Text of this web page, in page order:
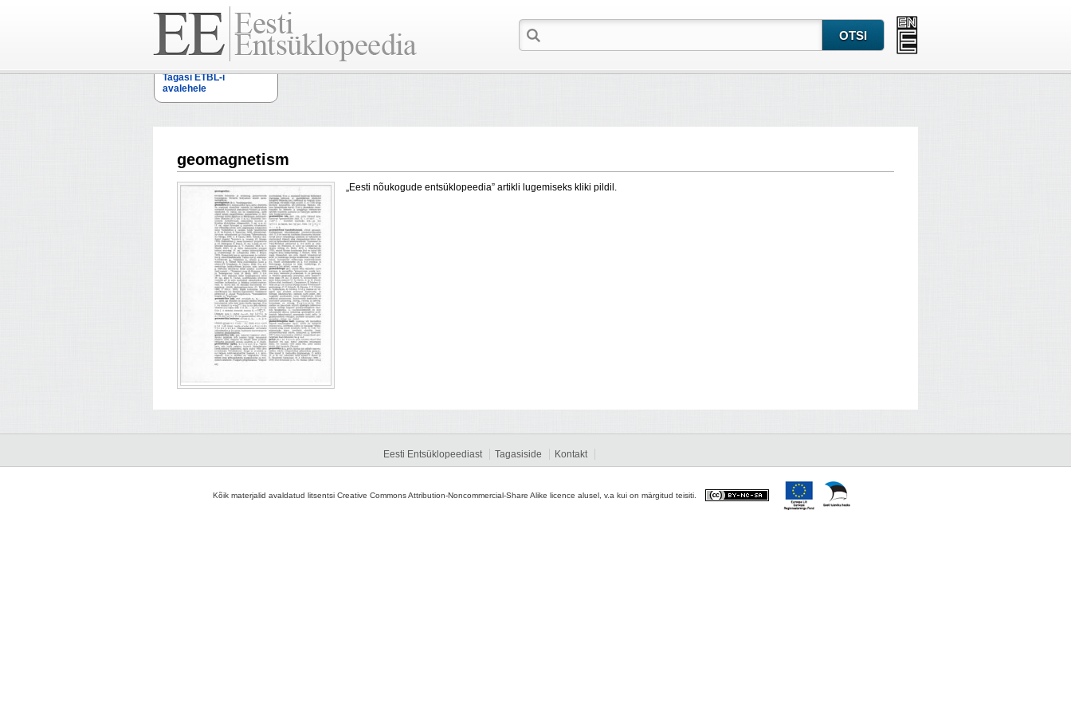
Tagasi ETBL-i
avalehele
geomagnetism
„Eesti nõukogude entsüklopeedia” artikli lugemiseks kliki pildil.
Eesti Entsüklopeediast Tagasiside Kontakt
Kõik materjalid avaldatud litsentsi Creative Commons Attribution-Noncommercial-Share Alike licence alusel, v.a kui on märgitud teisiti.